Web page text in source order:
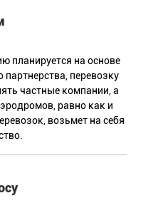
планируется на основе
партнерства, перевозку
частные компании, а
равно как и
возьмет на себя